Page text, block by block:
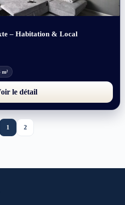
– Habitation & Local
m²
le détail
1 2